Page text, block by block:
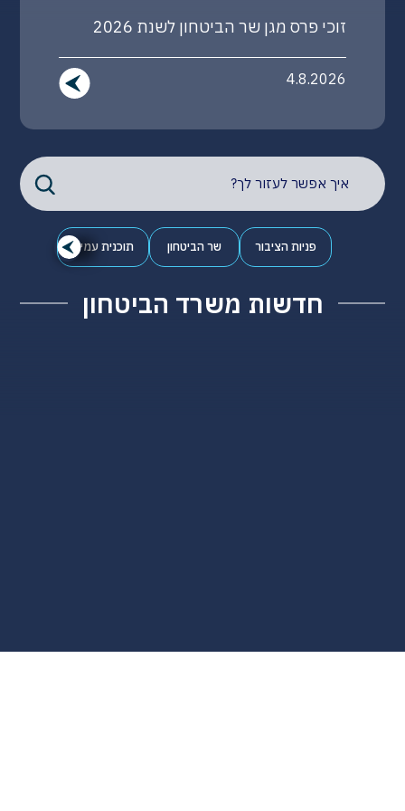
בהנחיית שר הביטחון: מעבר גלבוע יפעל
3.8.2026
פניות הציבור שר הביטחון תוכנית עמית
חדשות משרד הביטחון